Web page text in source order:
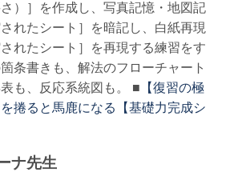
）］を作成し、写真記憶・地図記
れたシート］を暗記し、白紙再現
れたシート］を再現する練習をす
条書きも、解法のフローチャート
も、反応系統図も。 ■ 【復習の極
捲ると馬鹿になる【基礎力完成シ
ナ先生